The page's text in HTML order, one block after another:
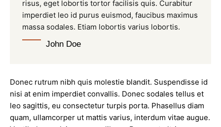
risus, eget lobortis tortor facilisis quis. Curabitur
imperdiet leo id purus euismod, faucibus maximus
massa sodales. Etiam lobortis varius lobortis.
John Doe
Donec rutrum nibh quis molestie blandit. Suspendisse id
nisi at enim imperdiet convallis. Donec sodales tellus et
leo sagittis, eu consectetur turpis porta. Phasellus diam
quam, ullamcorper ut mattis varius, interdum vitae augue.